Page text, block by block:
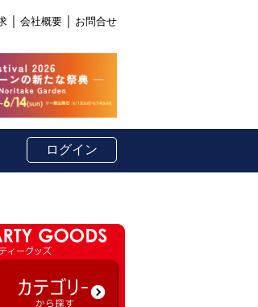
会社概要 お問合せ
ログイン